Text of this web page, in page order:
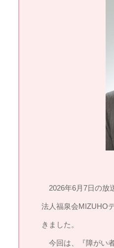
2026年6月7日の放
法人福泉会MIZUHO
きました。
今回は、『障がい